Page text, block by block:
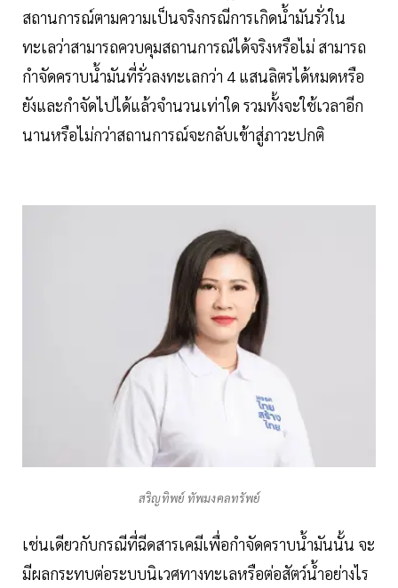
สถานการณ์ตามความเป็นจริงกรณีการเกิดน้ำมันรั่วใน
ทะเลว่าสามารถควบคุมสถานการณ์ได้จริงหรือไม่ สามารถ
กำจัดคราบน้ำมันที่รั่วลงทะเลกว่า 4 แสนลิตรได้หมดหรือ
ยังและกำจัดไปได้แล้วจำนวนเท่าใด รวมทั้งจะใช้เวลาอีก
นานหรือไม่กว่าสถานการณ์จะกลับเข้าสู่ภาวะปกติ
สริญทิพย์ ทัพมงคลทรัพย์
เช่นเดียวกับกรณีที่ฉีดสารเคมีเพื่อกำจัดคราบน้ำมันนั้น จะ
มีผลกระทบต่อระบบนิเวศทางทะเลหรือต่อสัตว์น้ำอย่างไร